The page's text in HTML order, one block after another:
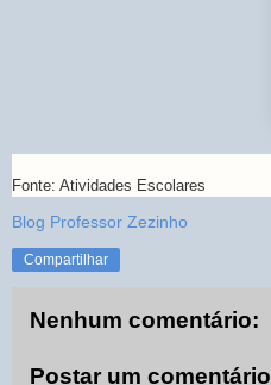
Fonte: Atividades Escolares
Blog Professor Zezinho
Compartilhar
Nenhum comentário:
Postar um comentário